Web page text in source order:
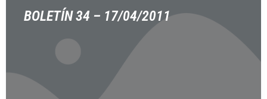
BOLETÍN 34 – 17/04/2011